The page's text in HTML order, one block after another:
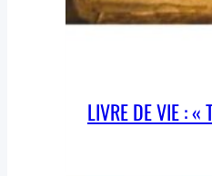
LIVRE DE VIE :